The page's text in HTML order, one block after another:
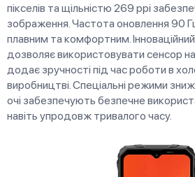
пікселів та щільністю 269 ppi
зображення. Частота оновлення 90
плавним та комфортним.
дозволяє використовувати сенсор
додає зручності під час роботи в
виробництві. Спеціальні режими
очі забезпечують безпечне
навіть упродовж тривалого часу.